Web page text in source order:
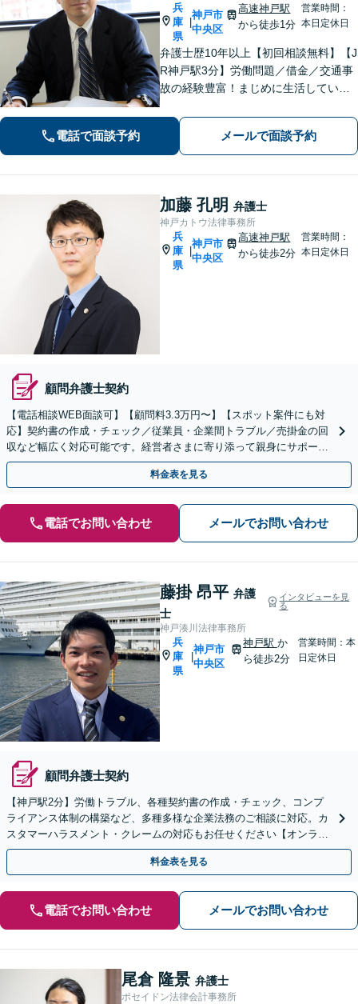
兵
庫
県
神戸市
中央区
高速神戸駅
から徒歩1分
営業時間：
本日定休日
弁護士歴10年以上【初回相談無料】【J
R神戸駅3分】労働問題／借金／交通事
故の経験豊富！まじめに生活している
決策をご提案いたします。関西学院大
学大学院（ロースクール）の現役教
授。
電話で面談予約 メールで面談予約
加藤 孔明 弁護士
神戸カトウ法律事務所
兵
庫
県
神戸市
中央区
高速神戸駅
から徒歩2分
営業時間：
本日定休日
顧問弁護士契約
【電話相談WEB面談可】【顧問料3.3万円〜】【スポット案件にも対
応】契約書の作成・チェック／従業員・企業間トラブル／売掛金の回
収など幅広く対応可能です。経営者さまに寄り添って親身にサポート
いたします。個人事業主・フリーランスにも対応。
料金表を見る
電話でお問い合わせ メールでお問い合わせ
藤掛 昂平 弁護
士
インタビューを見
る
神戸湊川法律事務所
兵
庫
県
神戸市
中央区
神戸駅 か
ら徒歩2分
営業時間：本
日定休日
顧問弁護士契約
【神戸駅2分】労働トラブル、各種契約書の作成・チェック、コンプ
ライアンス体制の構築など、多種多様な企業法務のご相談に対応。カ
スタマーハラスメント・クレームの対応もお任せください【オンライ
ン相談OK】【夜間・休日相談可（要予約）】
料金表を見る
電話でお問い合わせ メールでお問い合わせ
尾倉 隆景 弁護士
ポセイドン法律会計事務所